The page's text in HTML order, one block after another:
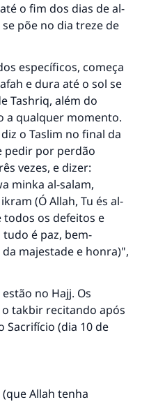
o fim dos dias de al-
põe no dia treze de
específicos, começa
e dura até o sol se
Tashriq, além do
a qualquer momento.
o Taslim no final da
pedir por perdão
vezes, e dizer:
minka al-salam,
(Ó Allah, Tu és al-
todos os defeitos e
é paz, bem-
majestade e honra)",
no Hajj. Os
takbir recitando após
Sacrifício (dia 10 de
Allah tenha